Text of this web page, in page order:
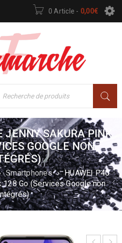
0 Article - 0,00€
JENNY SAKURA PINK
GOOGLE NON
Smartphones › HUAWEI P40
Go (Services Google non